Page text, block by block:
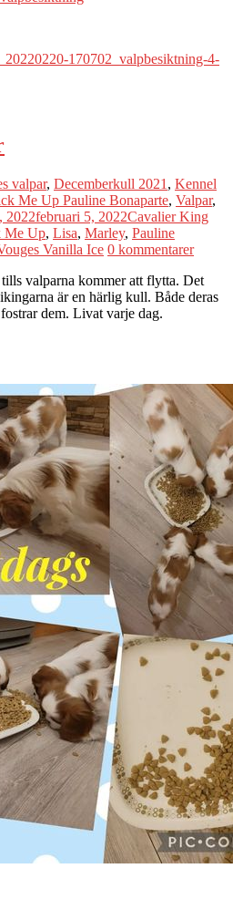
valpar, Decemberkull 2021 , Kennel
Me Up Pauline Bonaparte, Valpar,
2022februari 5, 2022Cavalier King
Me Up, Lisa, Marley, Pauline
Vanilla Ice 0 kommentarer
valparna kommer att flytta. Det
är en härlig kull. Både deras
dem. Livat varje dag.